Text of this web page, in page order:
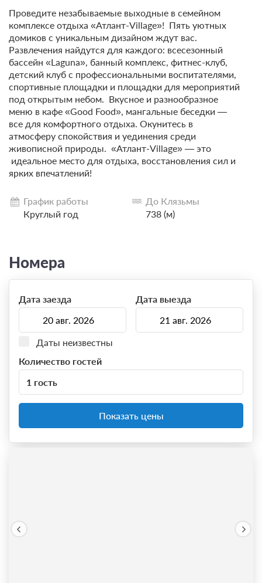
Проведите незабываемые выходные в семейном
комплексе отдыха «Атлант-Village»! Пять уютных
домиков с уникальным дизайном ждут вас.
Развлечения найдутся для каждого: всесезонный
бассейн «Laguna», банный комплекс, фитнес-клуб,
детский клуб с профессиональными воспитателями,
спортивные площадки и площадки для мероприятий
под открытым небом. Вкусное и разнообразное
меню в кафе «Good Food», мангальные беседки —
все для комфортного отдыха. Окунитесь в
атмосферу спокойствия и уединения среди
живописной природы. «Атлант-Village» — это
идеальное место для отдыха, восстановления сил и
ярких впечатлений!
График работы
Круглый год
До Клязьмы
738 (м)
Номера
Дата заезда Дата выезда
Даты неизвестны
Количество гостей
1 гость
Показать цены